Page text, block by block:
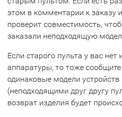
этом в комментарии к заказу
проверит совместимость,
заказали неподходящую
Если старого пульта у вас
аппаратуры, то тоже
одинаковые модели
(неподходящими друг другу
возврат изделия будет